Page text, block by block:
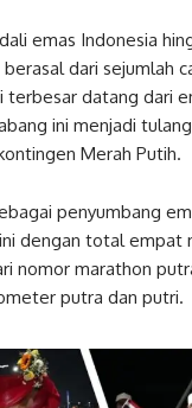
emas Indonesia
dari sejumlah
terbesar datang dari
ini menjadi
Merah Putih.
penyumbang
dengan total empat
nomor marathon
putra dan putri.